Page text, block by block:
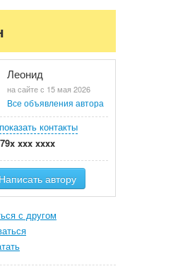
Леонид
на сайте с 15 мая 2026
Все объявления автора
показать контакты
79x xxx xxxx
автору
с другом